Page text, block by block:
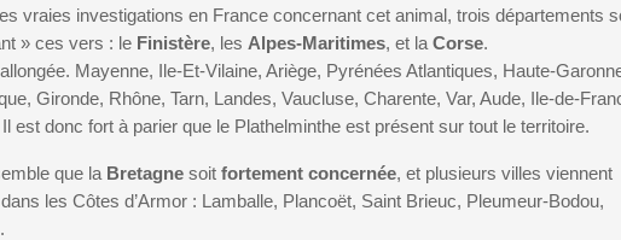
vraies investigations en France concernant cet animal, trois départements
» ces vers : le Finistère, les Alpes-Maritimes, et la Corse.
Mayenne, Ile-Et-Vilaine, Ariège, Pyrénées Atlantiques, Haute-
Gironde, Rhône, Tarn, Landes, Vaucluse, Charente, Var, Aude, Ile-de-
est donc fort à parier que le Plathelminthe est présent sur tout le territoire.
que la Bretagne soit fortement concernée, et plusieurs villes viennent
les Côtes d’Armor : Lamballe, Plancoët, Saint Brieuc, Pleumeur-Bodou,